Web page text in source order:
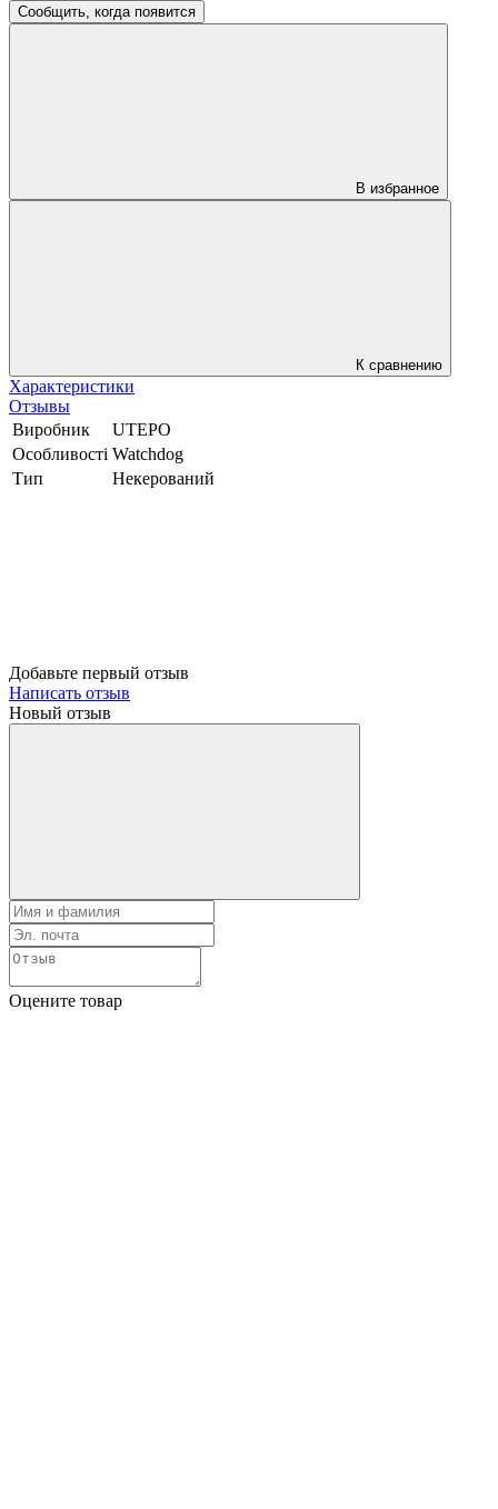
Сообщить, когда появится
В избранное
К сравнению
Характеристики
Отзывы
Виробник
UTEPO
Особливості Watchdog
Тип
Некерований
Добавьте первый отзыв
Написать отзыв
Новый отзыв
Оцените товар